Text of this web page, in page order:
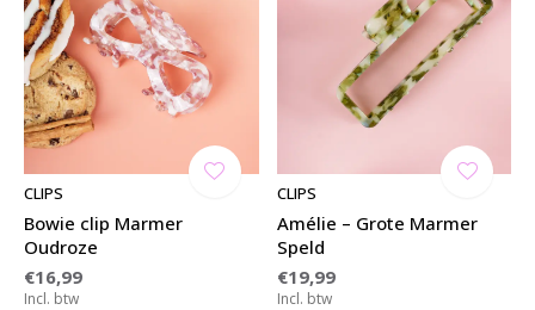
CLIPS
Bowie clip Marmer
Oudroze
€16,99
Incl. btw
CLIPS
Amélie – Grote Marmer
Speld
€19,99
Incl. btw